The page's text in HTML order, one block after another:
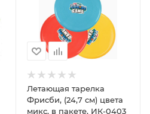
Летающая тарелка
Фрисби, (24,7 см) цвета
микс, в пакете, ИК-0403